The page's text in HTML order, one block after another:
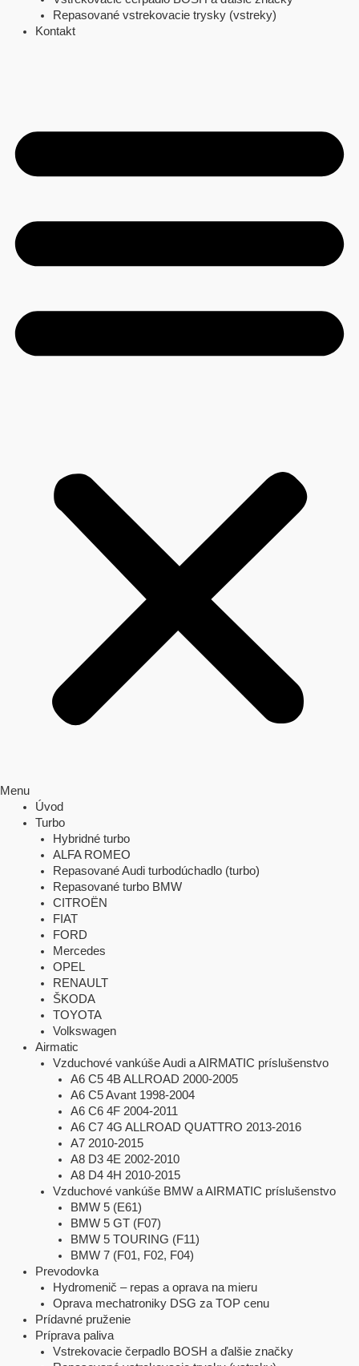
Repasované vstrekovacie trysky (vstreky)
Kontakt
Menu
Úvod
Turbo
Hybridné turbo
ALFA ROMEO
Repasované Audi turbodúchadlo (turbo)
Repasované turbo BMW
CITROËN
FIAT
FORD
Mercedes
OPEL
RENAULT
ŠKODA
TOYOTA
Volkswagen
Airmatic
Vzduchové vankúše Audi a AIRMATIC príslušenstvo
A6 C5 4B ALLROAD 2000-2005
A6 C5 Avant 1998-2004
A6 C6 4F 2004-2011
A6 C7 4G ALLROAD QUATTRO 2013-2016
A7 2010-2015
A8 D3 4E 2002-2010
A8 D4 4H 2010-2015
Vzduchové vankúše BMW a AIRMATIC príslušenstvo
BMW 5 (E61)
BMW 5 GT (F07)
BMW 5 TOURING (F11)
BMW 7 (F01, F02, F04)
Prevodovka
Hydromenič – repas a oprava na mieru
Oprava mechatroniky DSG za TOP cenu
Prídavné pruženie
Príprava paliva
Vstrekovacie čerpadlo BOSH a ďalšie značky